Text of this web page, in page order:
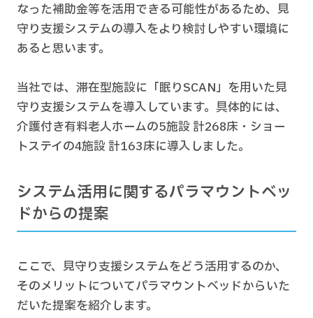
なった補助金等を活用できる可能性があるため、見
守り支援システムの導入をより検討しやすい環境に
あると思います。
当社では、滞在型施設に「眠りSCAN」を用いた見
守り支援システムを導入しています。具体的には、
介護付き有料老人ホームの5施設 計268床・ショー
トステイの4施設 計163床に導入しました。
システム活用に関するパラマウントベッ
ドからの提案
ここで、見守り支援システムをどう活用するのか、
そのメリットについてパラマウントベッドからいた
だいた提案を紹介します。